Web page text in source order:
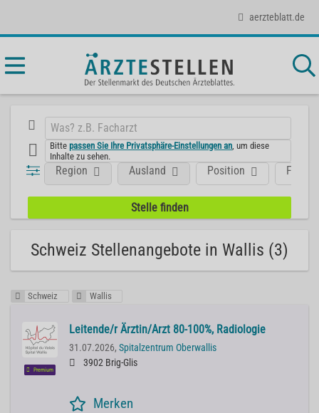
aerzteblatt.de
Bittepassen Sie Ihre Privatsphäre-Einstellungen an , um diese
Inhalte zu sehen.
Position
Region Ausland
Schweiz Stellenangebote in Wallis (3)
Schweiz Wallis
Premium
Leitende/r Ärztin/Arzt 80-100%, Radiologie
31.07.2026, Spitalzentrum Oberwallis
3902 Brig-Glis
Merken